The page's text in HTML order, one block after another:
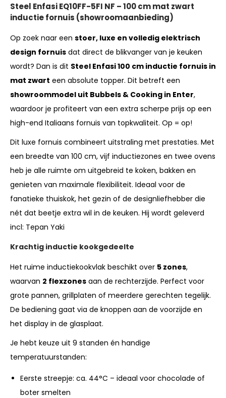
Steel Enfasi EQ10FF-5FI NF – 100 cm mat zwart
inductie fornuis (showroomaanbieding)
Op zoek naar een stoer, luxe en volledig elektrisch
design fornuis dat direct de blikvanger van je keuken
wordt? Dan is dit Steel Enfasi 100 cm inductie fornuis in
mat zwart een absolute topper. Dit betreft een
showroommodel uit Bubbels & Cooking in Enter,
waardoor je profiteert van een extra scherpe prijs op een
high-end Italiaans fornuis van topkwaliteit. Op = op!
Dit luxe fornuis combineert uitstraling met prestaties. Met
een breedte van 100 cm, vijf inductiezones en twee ovens
heb je alle ruimte om uitgebreid te koken, bakken en
genieten van maximale flexibiliteit. Ideaal voor de
fanatieke thuiskok, het gezin of de designliefhebber die
nét dat beetje extra wil in de keuken. Hij wordt geleverd
incl: Tepan Yaki
Krachtig inductie kookgedeelte
Het ruime inductiekookvlak beschikt over 5 zones,
waarvan 2 flexzones aan de rechterzijde. Perfect voor
grote pannen, grillplaten of meerdere gerechten tegelijk.
De bediening gaat via de knoppen aan de voorzijde en
het display in de glasplaat.
Je hebt keuze uit 9 standen én handige
temperatuurstanden:
Eerste streepje: ca. 44°C – ideaal voor chocolade of
boter smelten